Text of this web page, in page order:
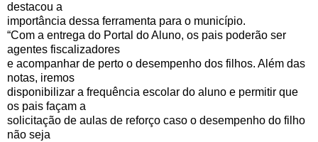
destacou a
importância dessa ferramenta para o município.
“Com a entrega do Portal do Aluno, os pais poderão ser
agentes fiscalizadores
e acompanhar de perto o desempenho dos filhos. Além das
notas, iremos
disponibilizar a frequência escolar do aluno e permitir que
os pais façam a
solicitação de aulas de reforço caso o desempenho do filho
não seja